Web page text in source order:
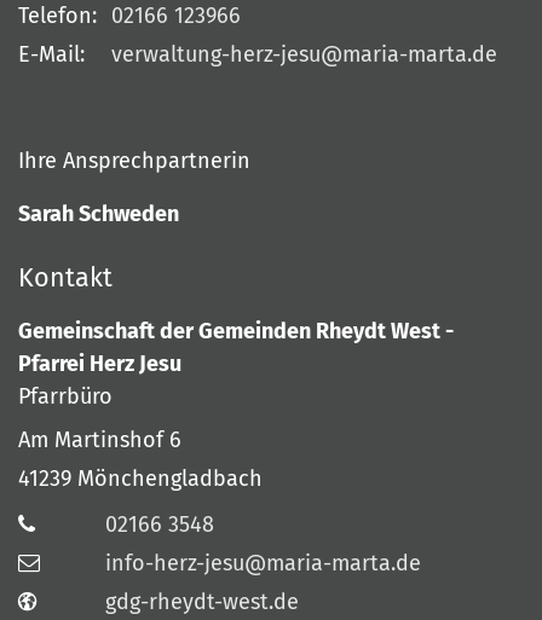
Telefon: 02166 123966
E-Mail:
verwaltung-herz-jesu@maria-marta.de
Ihre Ansprechpartnerin
Sarah Schweden
Kontakt
Gemeinschaft der Gemeinden Rheydt West -
Pfarrei Herz Jesu
Pfarrbüro
Am Martinshof 6
41239 Mönchengladbach
02166 3548
info-herz-jesu@maria-marta.de
gdg-rheydt-west.de